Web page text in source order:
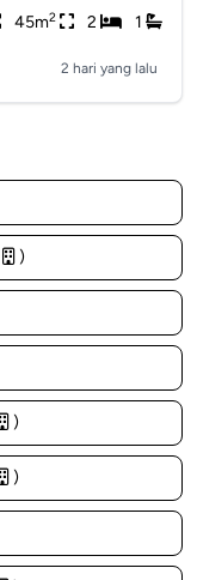
45m2 2 1
2 hari yang lalu
)
)
)